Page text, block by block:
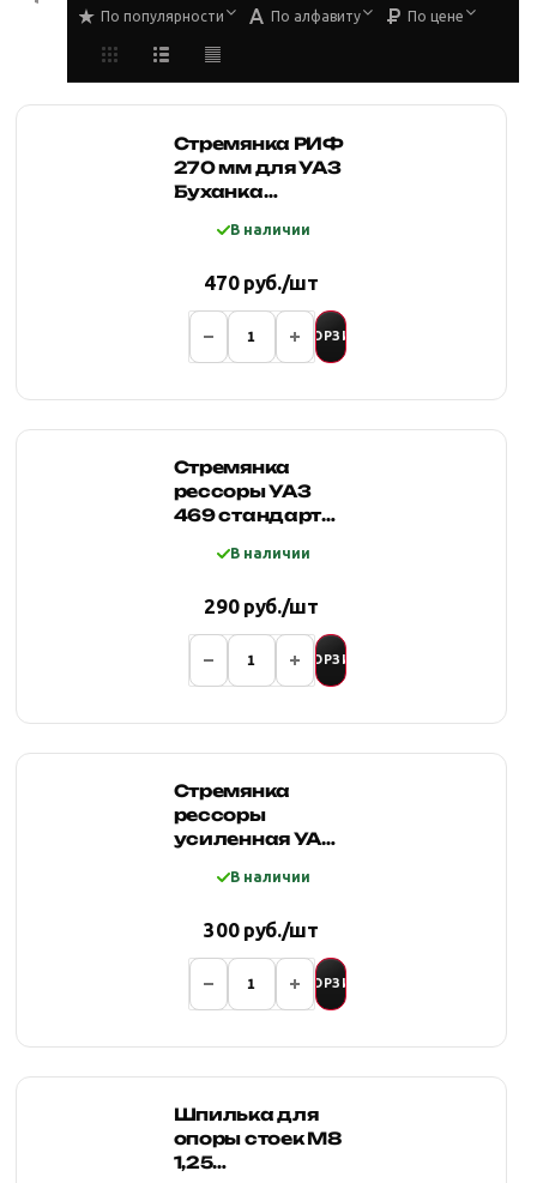
По популярности По алфавиту По цене
Стремянка РИФ
270 мм для УАЗ
Буханка
шириной 45 мм)
60 мм
В наличии
470 руб./шт
В КОРЗИНУ
Стремянка
рессоры УАЗ
469 стандарт
В наличии
290 руб./шт
В КОРЗИНУ
Стремянка
рессоры
усиленная УАЗ
Autogur73
В наличии
300 руб./шт
В КОРЗИНУ
Шпилька для
опоры стоек М8
1,25